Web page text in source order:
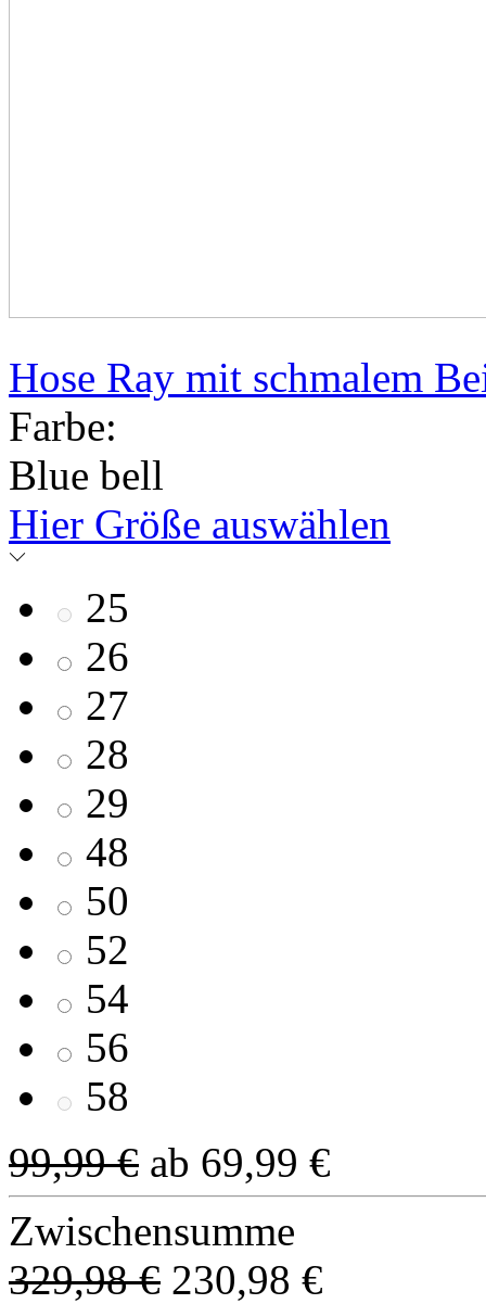
Hose Ray mit schmalem
Farbe:
Blue bell
Hier Größe auswählen
25
26
27
28
29
48
50
52
54
56
58
99,99 € ab 69,99 €
Zwischensumme
329,98 € 230,98 €